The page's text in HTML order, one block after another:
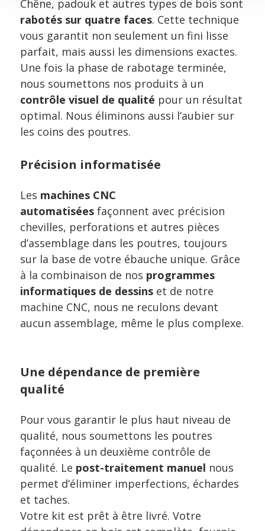
Chêne, padouk et autres types de bois sont
rabotés sur quatre faces. Cette technique
vous garantit non seulement un fini lisse
parfait, mais aussi les dimensions exactes.
Une fois la phase de rabotage terminée,
nous soumettons nos produits à un
contrôle visuel de qualité pour un résultat
optimal. Nous éliminons aussi l’aubier sur
les coins des poutres.
Précision informatisée
Les machines CNC
automatisées façonnent avec précision
chevilles, perforations et autres pièces
d’assemblage dans les poutres, toujours
sur la base de votre ébauche unique. Grâce
à la combinaison de nos programmes
informatiques de dessinset de notre
machine CNC, nous ne reculons devant
aucun assemblage, même le plus complexe.
Une dépendance de première
qualité
Pour vous garantir le plus haut niveau de
qualité, nous soumettons les poutres
façonnées à un deuxième contrôle de
qualité. Le post-traitement manuel nous
permet d’éliminer imperfections, échardes
et taches.
Votre kit est prêt à être livré. Votre